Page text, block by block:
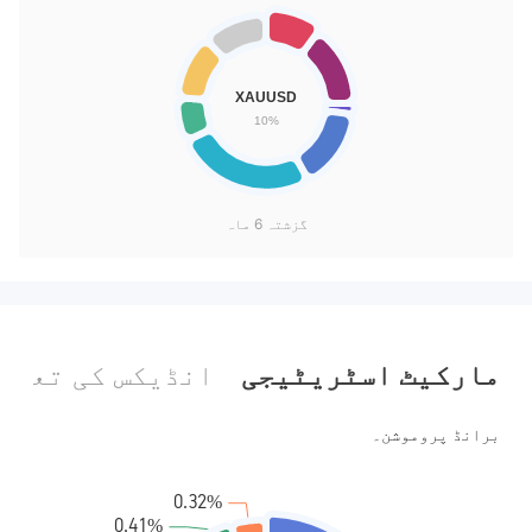
گزشتہ 6 ماہ
مارکیٹ اسٹریٹیجی انڈیکس کی